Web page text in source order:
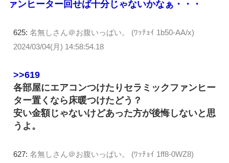
ァンヒーター回せば十分じゃないかなぁ・・・
625: 名無しさん＠お腹いっぱい。 (ﾜｯﾁｮｲ 1b50-AA/x)
2024/03/04(月) 14:58:54.18
>>619
各部屋にエアコンつけたりセラミックファンヒー
ター置くなら床暖つけたどう？
安い金額じゃないけどあった方が後悔しないと思
うよ。
627: 名無しさん＠お腹いっぱい。 (ﾜｯﾁｮｲ 1ff8-0WZ8)